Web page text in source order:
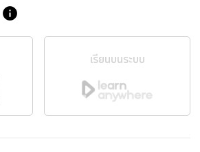
info
เรียนบนระบบ